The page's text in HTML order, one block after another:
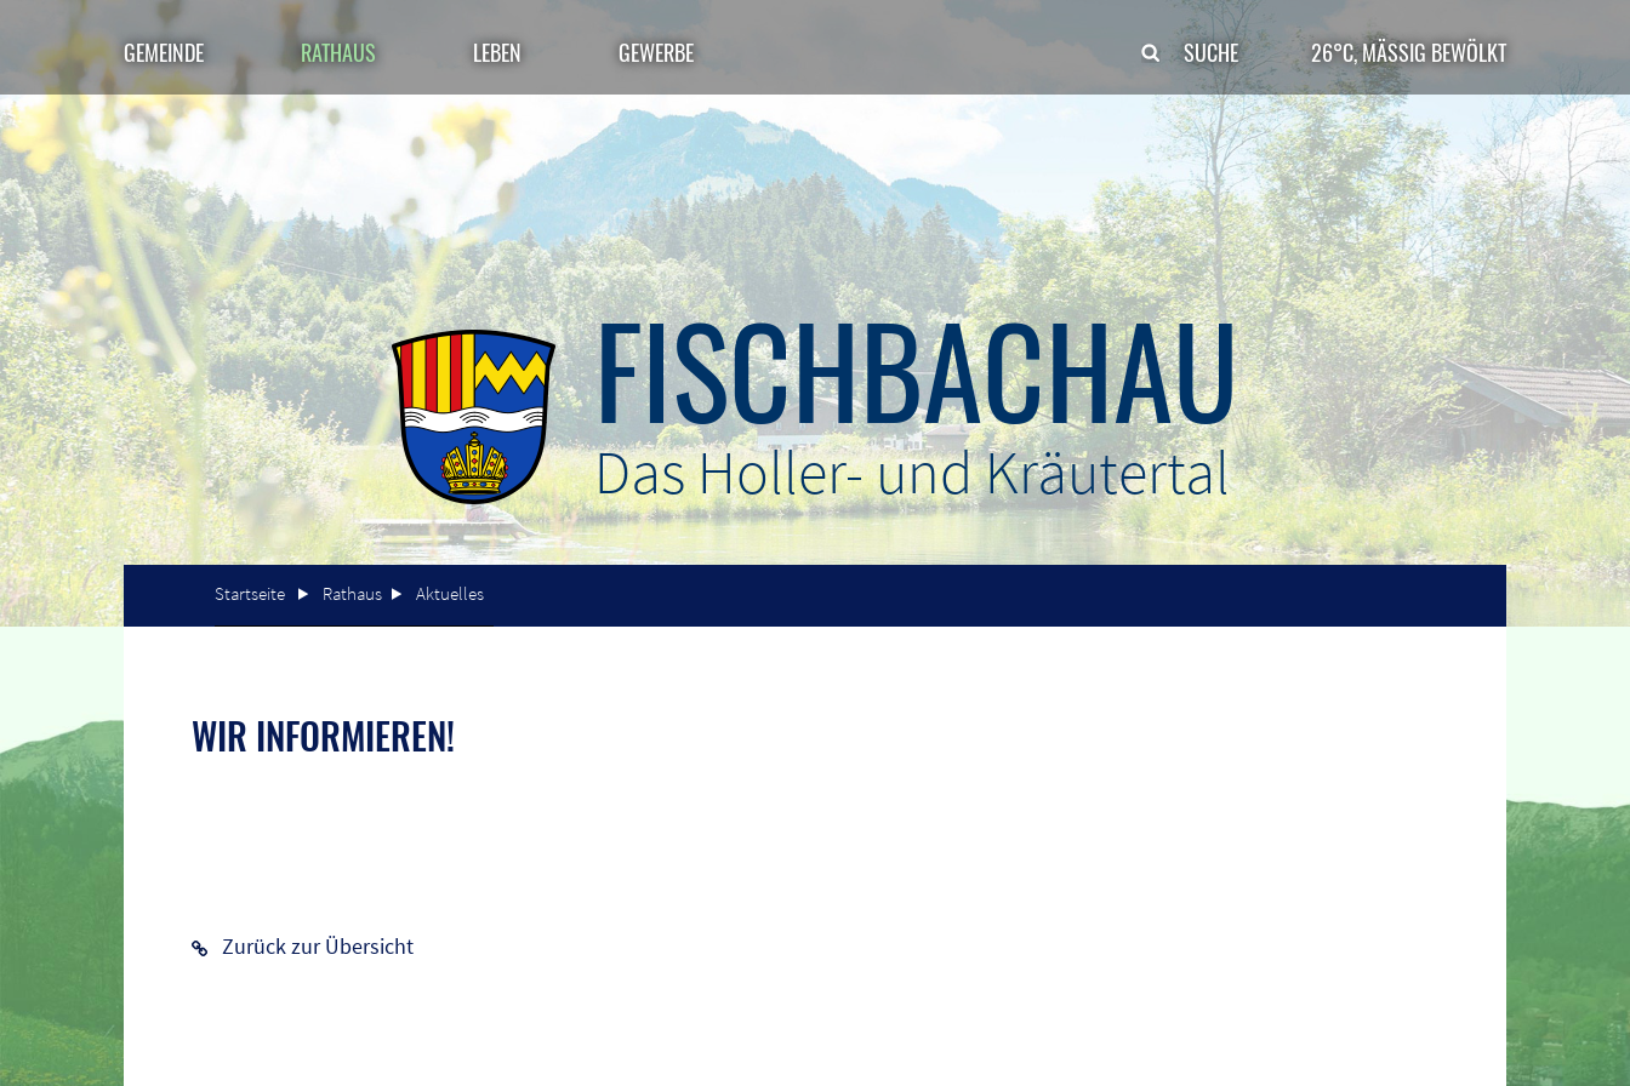
FISCHBACHAU
Das Holler- und Kräutertal
Startseite Rathaus Aktuelles
GEMEINDE RATHAUS LEBEN GEWERBE SUCHE 26°C, MÄSSIG BEWÖLKT
WIR INFORMIEREN!
Zurück zur Übersicht